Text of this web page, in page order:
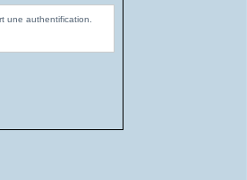
une authentification.